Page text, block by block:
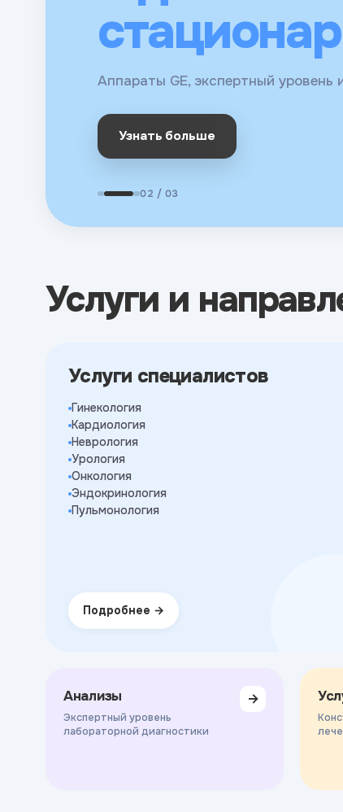
для
детей
Наши врачи
стационар
Аппараты GE, экспертный уровень
Узнать больше
Молекулярная диагностика,
02 / 03
Услуги и
Услуги специалистов
Гинекология
Кардиология
Неврология
Урология
Онкология
Эндокринология
Пульмонология
Подробнее
Анализы
Экспертный уровень
лабораторной диагностики
→